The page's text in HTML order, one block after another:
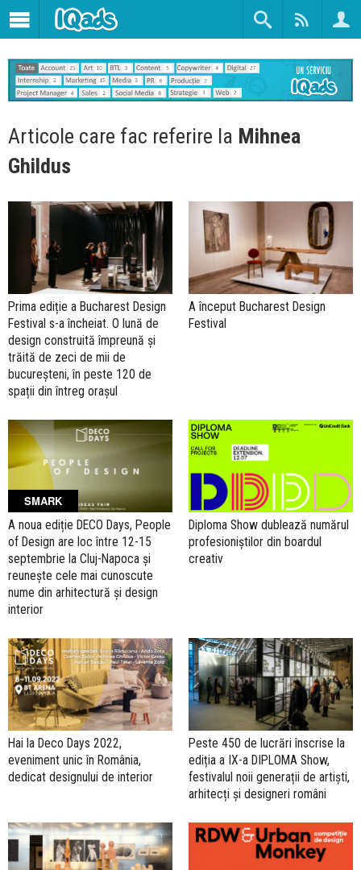
Articole care fac referire la Mihnea
Ghildus
Prima ediție a Bucharest Design
Festival s-a încheiat. O lună de
design construită împreună și
trăită de zeci de mii de
bucureșteni, în peste 120 de
spații din întreg orașul
A început Bucharest Design
Festival
SMARK
A noua ediție DECO Days, People
of Design are loc între 12-15
septembrie la Cluj-Napoca și
reunește cele mai cunoscute
nume din arhitectură și design
interior
Diploma Show dublează numărul
profesioniștilor din boardul
creativ
Hai la Deco Days 2022,
eveniment unic în România,
dedicat designului de interior
Peste 450 de lucrări înscrise la
ediția a IX-a DIPLOMA Show,
festivalul noii generații de artiști,
arhitecți și designeri români